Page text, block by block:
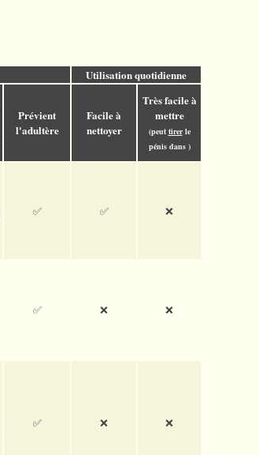
Utilisation quotidienne
Prévient
l'adultère
Facile à
nettoyer
Très facile à
mettre
(peut tirerle
pénis dans )
✅ ✅ ❌
✅ ❌ ❌
✅ ❌ ❌